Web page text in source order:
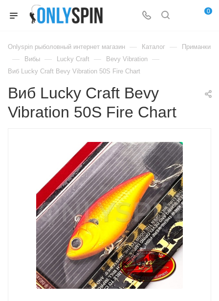
0
Onlyspin рыболовный интернет магазин — Каталог — Приманки
— Вибы — Lucky Craft — Bevy Vibration —
Виб Lucky Craft Bevy Vibration 50S Fire Chart
Виб Lucky Craft Bevy
Vibration 50S Fire Chart